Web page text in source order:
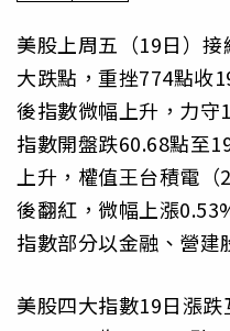
美股上周五（19日）
大跌點，重挫774點收
後指數微幅上升，力
指數開盤跌60.68點至
上升，權值王台積電
後翻紅，微幅上漲
指數部分以金融、營建
美股四大指數19日漲